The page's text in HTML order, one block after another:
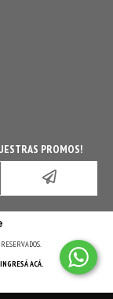
PROMOS!
INGRESÁ ACÁ.